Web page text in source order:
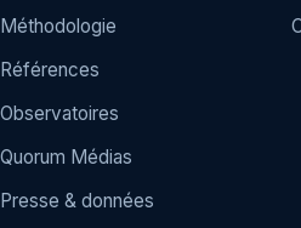
Méthodologie
Références
Observatoires
Quorum Médias
Presse & données